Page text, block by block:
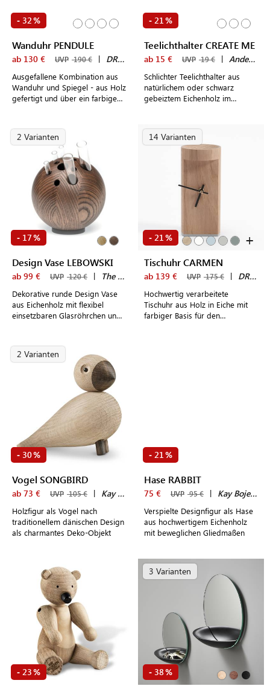
- 32 %
Wanduhr PENDULE
ab 130 € UVP 190 € | DRUGEOT MANUFACTURE
Ausgefallene Kombination aus
Wanduhr und Spiegel - aus Holz
gefertigt und über ein farbiges
- 21 %
Teelichthalter CREATE ME
ab 15 € UVP 19 € | Andersen Furniture
Schlichter Teelichthalter aus
natürlichem oder schwarz
gebeiztem Eichenholz im
2 Varianten
- 17%
Design Vase LEBOWSKI
ab 99 € UVP 120 € | The Oak Men
Dekorative runde Design Vase
aus Eichenholz mit flexibel
einsetzbaren Glasröhrchen und
Stand
14 Varianten
- 21 % +
Tischuhr CARMEN
ab 139 € UVP 175 € | DRUGEOT MANUFACTURE
Hochwertig verarbeitete
Tischuhr aus Holz in Eiche mit
farbiger Basis für den
2 Varianten
- 30%
Vogel SONGBIRD
ab 73 € UVP 105 € | Kay Bojesen
Holzfigur als Vogel nach
traditionellem dänischen Design
als charmantes Deko-Objekt
- 21 %
Hase RABBIT
75 € UVP 95 € | Kay Bojesen
Verspielte Designfigur als Hase
aus hochwertigem Eichenholz
mit beweglichen Gliedmaßen
- 23 %
3 Varianten
- 38%